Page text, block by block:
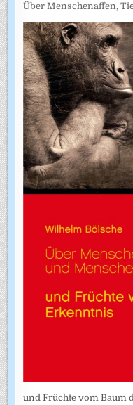
Über Menschenaffen,
und Früchte vom Baum